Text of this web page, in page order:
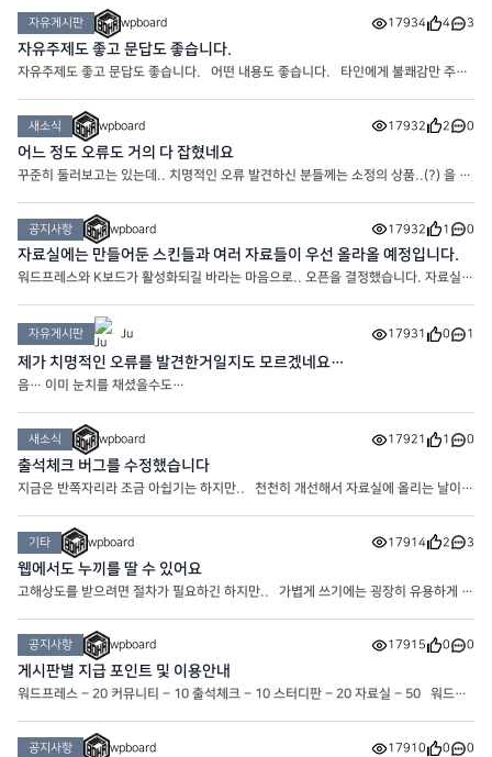
플러그인을 이용해봅시다. 바로 ‘코드 스니펫’ 입니다.
자유게시판 wpboard 17934 4 3
자유주제도 좋고 문답도 좋습니다.
자유주제도 좋고 문답도 좋습니다. 어떤 내용도 좋습니다. 타인에게 불쾌감만 주지
새소식 wpboard 17932 2 0
어느 정도 오류도 거의 다 잡혔네요
꾸준히 둘러보고는 있는데.. 치명적인 오류 발견하신 분들께는 소정의 상품..(?) 을 드
공지사항 wpboard 17932 1 0
자료실에는 만들어둔 스킨들과 여러 자료들이 우선 올라올 예정입니다.
워드프레스와 K보드가 활성화되길 바라는 마음으로.. 오픈을 결정했습니다. 자료실에
자유게시판 Ju 17931 0 1
제가 치명적인 오류를 발견한거일지도 모르겠네요…
음… 이미 눈치를 채셨을수도…
새소식 wpboard 17921 1 0
출석체크 버그를 수정했습니다
지금은 반쪽자리라 조금 아쉽기는 하지만.. 천천히 개선해서 자료실에 올리는 날이
기타 wpboard 17914 2 3
웹에서도 누끼를 딸 수 있어요
고해상도를 받으려면 절차가 필요하긴 하지만.. 가볍게 쓰기에는 굉장히 유용하게 사
공지사항 wpboard 17915 0 0
게시판별 지급 포인트 및 이용안내
워드프레스 – 20 커뮤니티 – 10 출석체크 – 10 스터디판 – 20 자료실 – 50 워드프
주는 행위는 제재 대상입니다. 스터디판 : 워드프레스에 도
공지사항 wpboard 17910 0 0